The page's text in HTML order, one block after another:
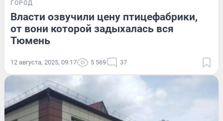
ГОРОД
Власти озвучили цену птицефабрики,
от вони которой задыхалась вся
Тюмень
12 августа, 2025, 09:17 5 569 37